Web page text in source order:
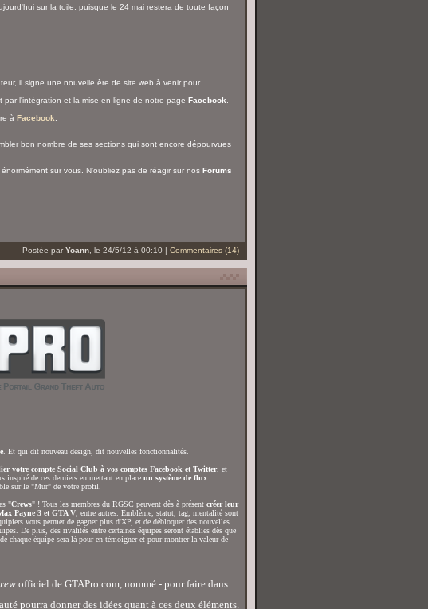
sur la toile, puisque le 24 mai restera de toute façon
il signe une nouvelle ère de site web à venir pour
l'intégration et la mise en ligne de notre page Facebook
à Facebook
bon nombre de ses sections qui sont encore dépourvues
sur vous. N'oubliez pas de réagir sur nos Forums
Postée par Yoann, le 24/5/12 à 00:10 | Commentaires (14)
. Et qui dit nouveau design, dit nouvelles fonctionnalités.
votre compte Social Club à vos comptes Facebook et Twitter, et
inspiré de ces derniers en mettant en place un système de flux
sur le "Mur" de votre profil.
"Crews" ! Tous les membres du RGSC peuvent dès à présent créer leur
Payne 3 et GTA V, entre autres. Emblème, statut, tag, mentalité sont
vous permet de gagner plus d'XP, et de débloquer des nouvelles
De plus, des rivalités entre certaines équipes seront établies dès que
équipe sera là pour en témoigner et pour montrer la valeur de
officiel de GTAPro.com, nommé - pour faire dans
pourra donner des idées quant à ces deux éléments.